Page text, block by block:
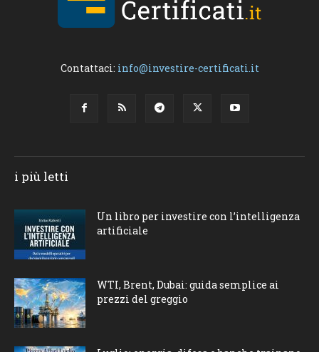
Contattaci: info@investire-certificati.it
i più letti
Un libro per investire con l’intelligenza
artificiale
WTI, Brent, Dubai: guida semplice ai
prezzi del greggio